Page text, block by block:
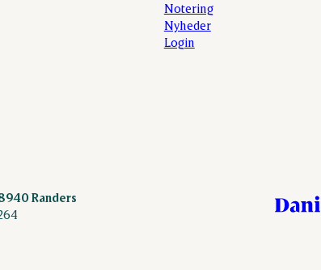
Notering
Nyheder
Login
Randers